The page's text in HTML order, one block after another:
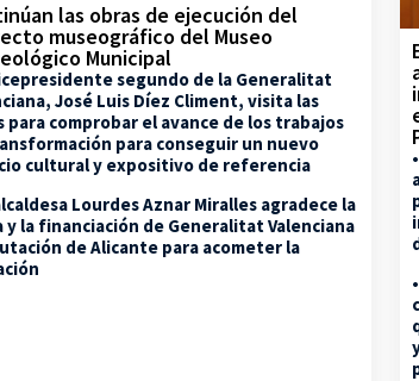
las obras de ejecución del
museográfico del Museo
Municipal
segundo de la Generalitat
José Luis Díez Climent, visita las
para comprobar el avance de los trabajos
para conseguir un nuevo
cultural y expositivo de referencia
Lourdes Aznar Miralles agradece la
y la financiación de Generalitat Valenciana
de Alicante para acometer la